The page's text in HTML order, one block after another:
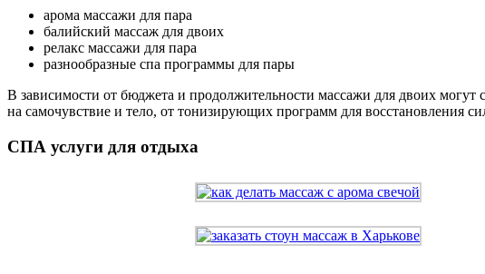
арома массажи для пара
балийский массаж для двоих
релакс массажи для пара
разнообразные спа программы для пары
В зависимости от бюджета и продолжительности массажи для двоих
на самочувствие и тело, от тонизирующих программ для восстановления
СПА услуги для отдыха